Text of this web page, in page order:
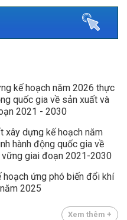
kế hoạch năm 2026 thực
quốc gia về sản xuất và
2021 - 2030
xây dựng kế hoạch năm
hành động quốc gia về
giai đoạn 2021-2030
ứng phó biến đổi khí
2025
Xem thêm +